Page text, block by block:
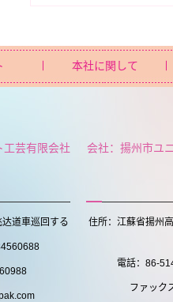
本社に関して
工芸有限会社
道車巡回する
会社：揚州市ユ
住所：江蘇省揚州
電話：86-
ファック